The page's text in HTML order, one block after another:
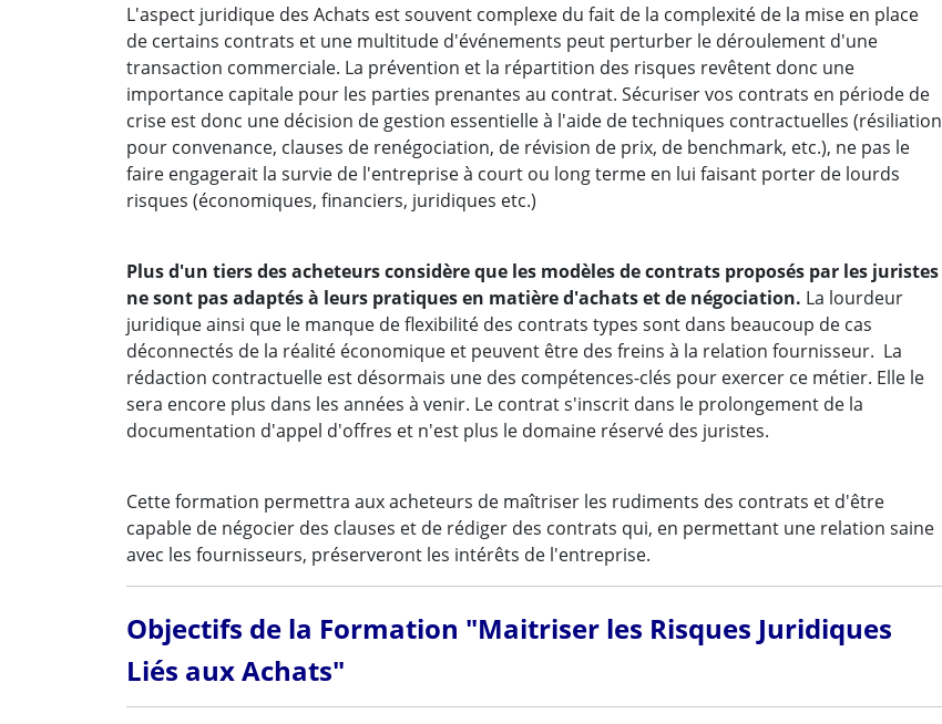
L'aspect juridique des Achats est souvent complexe du fait de la complexité de la mise en place
de certains contrats et une multitude d'événements peut perturber le déroulement d'une
transaction commerciale. La prévention et la répartition des risques revêtent donc une
importance capitale pour les parties prenantes au contrat. Sécuriser vos contrats en période de
crise est donc une décision de gestion essentielle à l'aide de techniques contractuelles (résiliation
pour convenance, clauses de renégociation, de révision de prix, de benchmark, etc.), ne pas le
faire engagerait la survie de l'entreprise à court ou long terme en lui faisant porter de lourds
risques (économiques, financiers, juridiques etc.)
Plus d'un tiers des acheteurs considère que les modèles de contrats proposés par les juristes
ne sont pas adaptés à leurs pratiques en matière d'achats et de négociation. La lourdeur
juridique ainsi que le manque de flexibilité des contrats types sont dans beaucoup de cas
déconnectés de la réalité économique et peuvent être des freins à la relation fournisseur. La
rédaction contractuelle est désormais une des compétences-clés pour exercer ce métier. Elle le
sera encore plus dans les années à venir. Le contrat s'inscrit dans le prolongement de la
documentation d'appel d'offres et n'est plus le domaine réservé des juristes.
Cette formation permettra aux acheteurs de maîtriser les rudiments des contrats et d'être
capable de négocier des clauses et de rédiger des contrats qui, en permettant une relation saine
avec les fournisseurs, préserveront les intérêts de l'entreprise.
Objectifs de la Formation "Maitriser les Risques Juridiques
Liés aux Achats"